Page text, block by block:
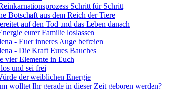
Schritt für Schritt
Botschaft aus dem Reich der Tiere
auf den Tod und das Leben danach
eurer Familie loslassen
- Euer inneres Auge befreien
- Die Kraft Eures Bauches
vier Elemente in Euch
und sei frei
der weiblichen Energie
wolltet Ihr gerade in dieser Zeit geboren werden?